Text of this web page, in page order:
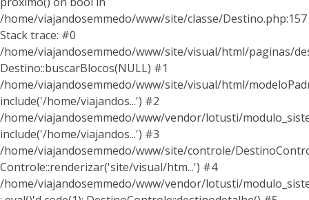
/home/viajandosemmedo/www/site/classe/Destino.php:157
Stack trace: #0
/home/viajandosemmedo/www/site/visual/html/paginas/
Destino::buscarBlocos(NULL) #1
/home/viajandosemmedo/www/site/visual/html/
include('/home/viajandos...') #2
/home/viajandosemmedo/www/vendor/lotusti/
include('/home/viajandos...') #3
/home/viajandosemmedo/www/site/controle/
Controle::renderizar('site/visual/htm...') #4
/home/viajandosemmedo/www/vendor/lotusti/